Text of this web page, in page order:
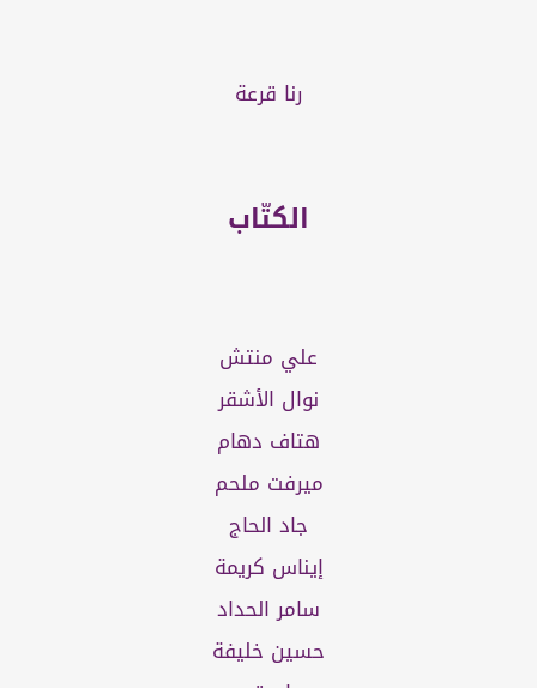
رنا قرعة
الكتّاب
علي منتش
نوال الأشقر
هتاف دهام
ميرفت ملحم
جاد الحاج
إيناس كريمة
سامر الحداد
حسين خليفة